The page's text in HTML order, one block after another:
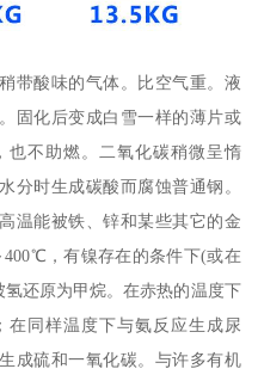
带酸味的气体。比空气重。液
固化后变成白雪一样的薄片或
也不助燃。二氧化碳稍微呈惰
分时生成碳酸而腐蚀普通钢。
温能被铁、锌和某些其它的金
400℃，有镍存在的条件下(或在
还原为甲烷。在赤热的温度下
同样温度下与氨反应生成尿
成硫和一氧化碳。与许多有机